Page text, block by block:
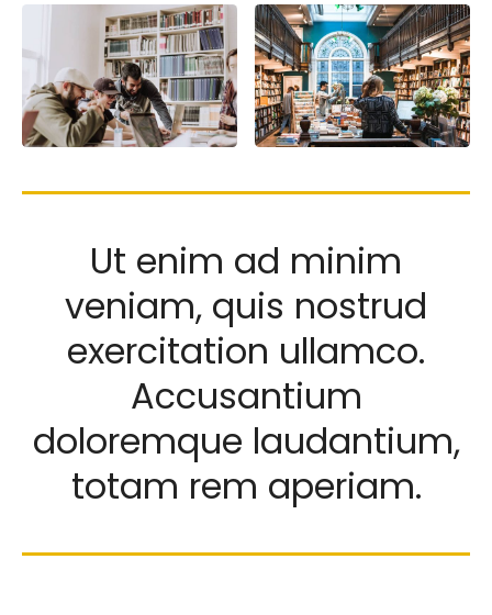
Ut enim ad minim
veniam, quis nostrud
exercitation ullamco.
Accusantium
doloremque laudantium,
totam rem aperiam.